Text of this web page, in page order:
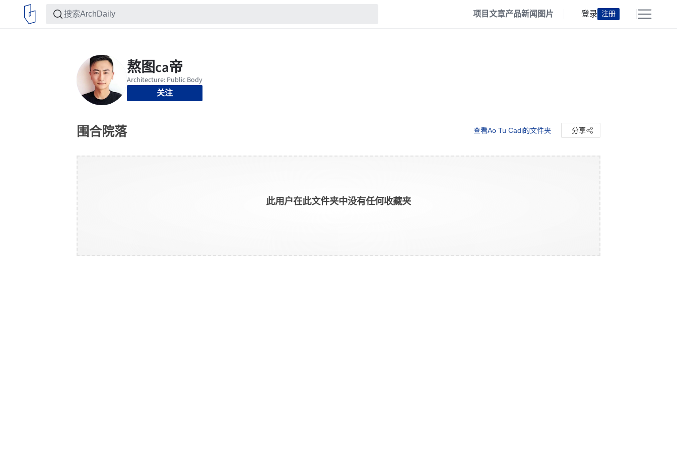
项目文章产品新闻 图片 登录 注册
关注
围合院落 查看Ao Tu Cadi的文件夹 分享
此用户在此文件夹中没有任何收藏夹